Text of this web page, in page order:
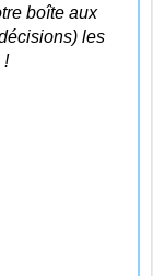
boîte aux
les
!